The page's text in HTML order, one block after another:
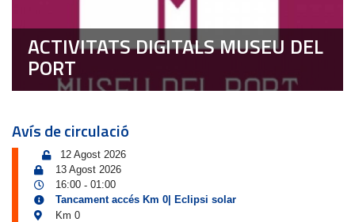
ACTIVITATS DIGITALS MUSEU DEL
PORT
Avís de circulació
12 Agost 2026
13 Agost 2026
16:00 - 01:00
Tancament accés Km 0| Eclipsi solar
Km 0